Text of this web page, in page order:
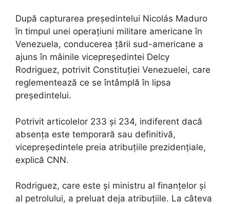
După capturarea președintelui Nicolás Maduro
în timpul unei operațiuni militare americane în
Venezuela, conducerea țării sud-americane a
ajuns în mâinile vicepreședintei Delcy
Rodriguez, potrivit Constituției Venezuelei, care
reglementează ce se întâmplă în lipsa
președintelui.
Potrivit articolelor 233 și 234, indiferent dacă
absența este temporară sau definitivă,
vicepreședintele preia atribuțiile prezidențiale,
explică CNN.
Rodriguez, care este și ministru al finanțelor și
al petrolului, a preluat deja atribuțiile. La câteva